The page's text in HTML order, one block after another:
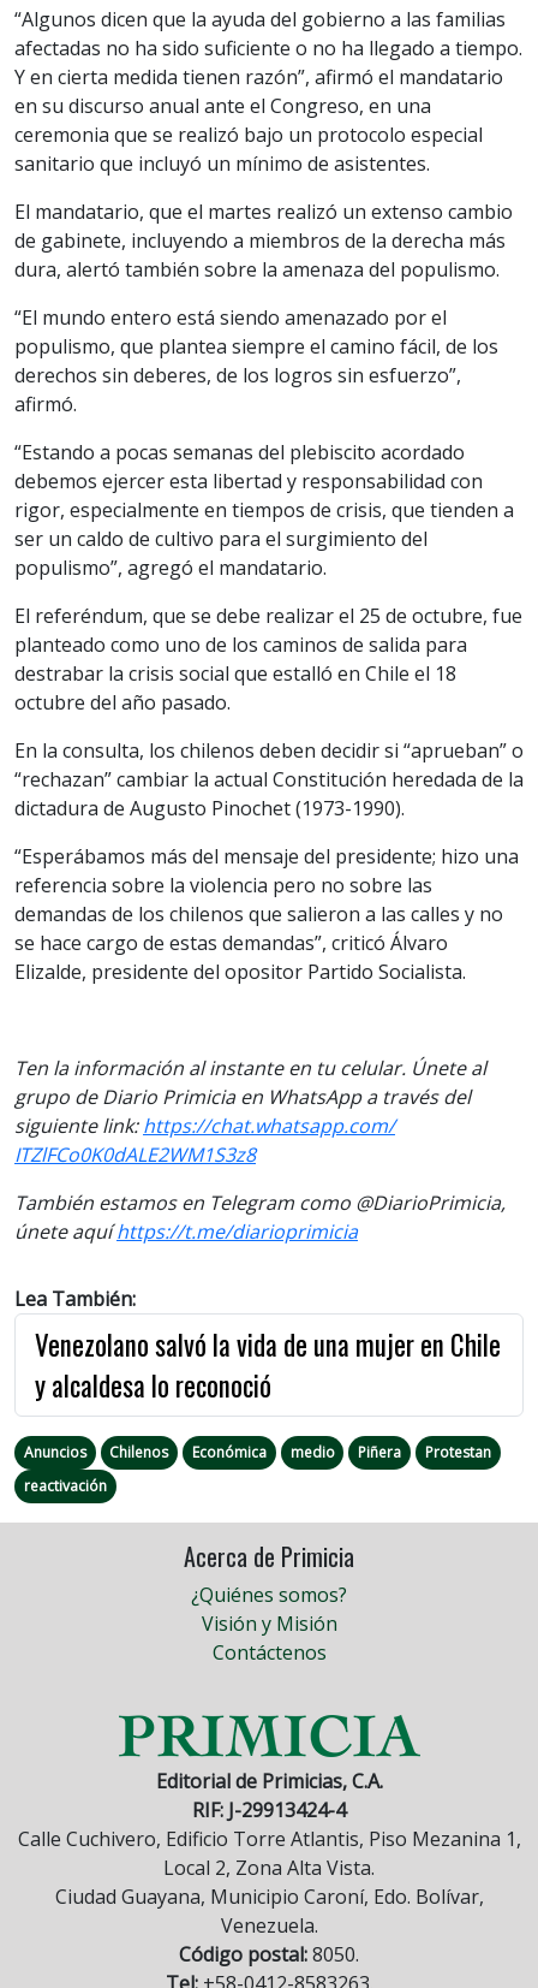
“Algunos dicen que la ayuda del gobierno a las familias
afectadas no ha sido suficiente o no ha llegado a tiempo.
Y en cierta medida tienen razón”, afirmó el mandatario
en su discurso anual ante el Congreso, en una
ceremonia que se realizó bajo un protocolo especial
sanitario que incluyó un mínimo de asistentes.
El mandatario, que el martes realizó un extenso cambio
de gabinete, incluyendo a miembros de la derecha más
dura, alertó también sobre la amenaza del populismo.
“El mundo entero está siendo amenazado por el
populismo, que plantea siempre el camino fácil, de los
derechos sin deberes, de los logros sin esfuerzo”,
afirmó.
“Estando a pocas semanas del plebiscito acordado
debemos ejercer esta libertad y responsabilidad con
rigor, especialmente en tiempos de crisis, que tienden a
ser un caldo de cultivo para el surgimiento del
populismo”, agregó el mandatario.
El referéndum, que se debe realizar el 25 de octubre, fue
planteado como uno de los caminos de salida para
destrabar la crisis social que estalló en Chile el 18
octubre del año pasado.
En la consulta, los chilenos deben decidir si “aprueban” o
“rechazan” cambiar la actual Constitución heredada de la
dictadura de Augusto Pinochet (1973-1990).
“Esperábamos más del mensaje del presidente; hizo una
referencia sobre la violencia pero no sobre las
demandas de los chilenos que salieron a las calles y no
se hace cargo de estas demandas”, criticó Álvaro
Elizalde, presidente del opositor Partido Socialista.
Ten la información al instante en tu celular. Únete al
grupo de Diario Primicia en WhatsApp a través del
siguientelink: https://chat.whatsapp.com/
ITZlFCo0K0dALE2WM1S3z8
También estamos en Telegram como @DiarioPrimicia,
únete aquíhttps://t.me/diarioprimicia
Lea También:
Venezolano salvó la vida de una mujer en Chile
y alcaldesa lo reconoció
Anuncios Chilenos Económica medio Piñera
Protestan
reactivación
Acerca de Primicia
¿Quiénes somos?
Visión y Misión
Contáctenos
Editorial de Primicias, C.A.
RIF: J-29913424-4
Calle Cuchivero, Edificio Torre Atlantis, Piso Mezanina 1,
Local 2, Zona Alta Vista.
Ciudad Guayana, Municipio Caroní, Edo. Bolívar,
Venezuela.
Código postal:8050.